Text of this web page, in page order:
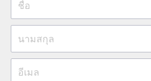
ชื่อ
นามสกุล
อีเมล